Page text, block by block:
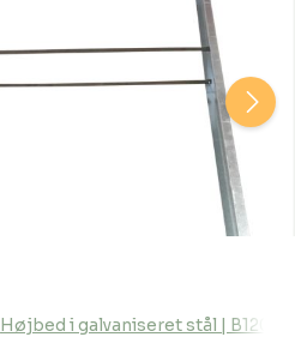
Højbed i galvaniseret stål | B120